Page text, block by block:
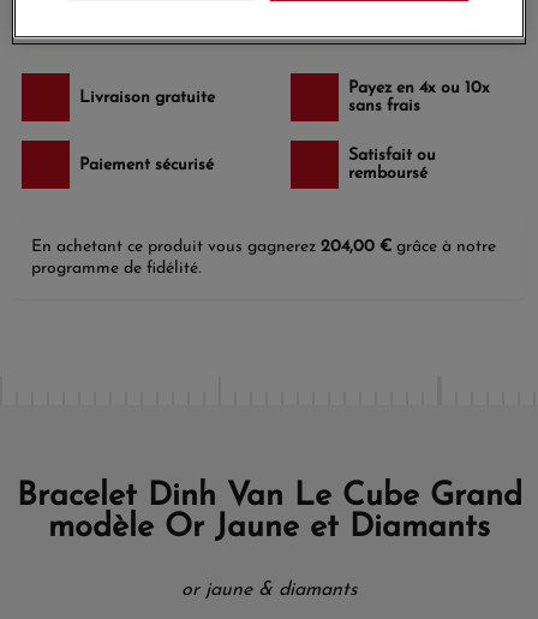
Livraison gratuite
Payez en 4x ou 10x
sans frais
Paiement sécurisé
Satisfait ou
remboursé
En achetant ce produit vous gagnerez 204,00 € grâce à notre
programme de fidélité.
Bracelet Dinh Van Le Cube Grand
modèle Or Jaune et Diamants
or jaune & diamants